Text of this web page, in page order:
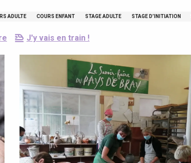
ADULTE COURS ENFANT STAGE ADULTE STAGE D’INITIATION
J'y vais en train !